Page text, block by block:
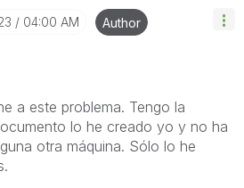
04:00 AM Author
a este problema. Tengo la
lo he creado yo y no ha
otra máquina. Sólo lo he